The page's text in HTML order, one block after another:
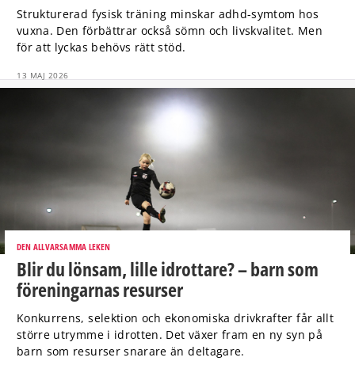
Strukturerad fysisk träning minskar adhd-symtom hos
vuxna. Den förbättrar också sömn och livskvalitet. Men
för att lyckas behövs rätt stöd.
13 MAJ 2026
DEN ALLVARSAMMA LEKEN
Blir du lönsam, lille idrottare? – barn som
föreningarnas resurser
Konkurrens, selektion och ekonomiska drivkrafter får allt
större utrymme i idrotten. Det växer fram en ny syn på
barn som resurser snarare än deltagare.